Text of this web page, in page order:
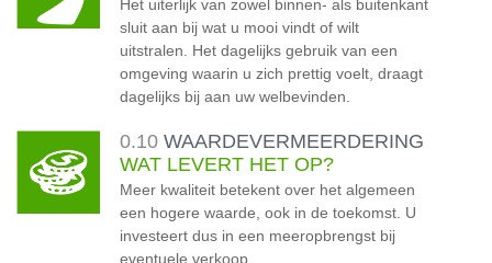
Het uiterlijk van zowel binnen- als buitenkant
sluit aan bij wat u mooi vindt of wilt
uitstralen. Het dagelijks gebruik van een
omgeving waarin u zich prettig voelt, draagt
dagelijks bij aan uw welbevinden.
0.10 WAARDEVERMEERDERING
WAT LEVERT HET OP?
Meer kwaliteit betekent over het algemeen
een hogere waarde, ook in de toekomst. U
investeert dus in een meeropbrengst bij
eventuele verkoop.